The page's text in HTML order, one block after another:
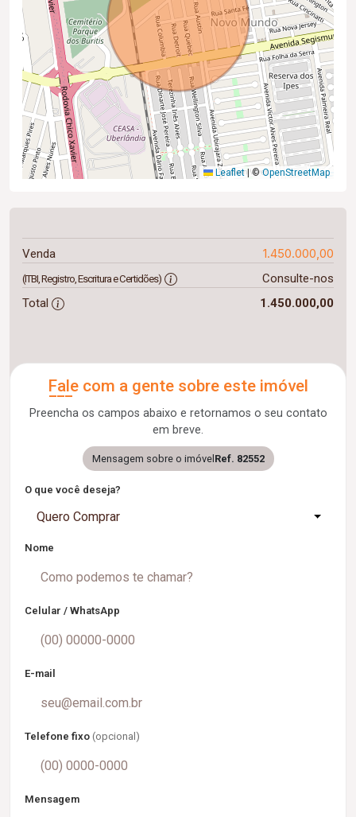
Leaflet ©OpenStreetMap
Venda 1.450.000,00
(ITBI, Registro, Escritura e Certidões)
Consulte-nos
Total
1.450.000,00
Fale com a gente sobre este imóvel
Preencha os campos abaixo e retornamos o seu contato
em breve.
Mensagem sobre o imóvel Ref. 82552
O que você deseja?
Quero Comprar
Nome
Celular / WhatsApp
E-mail
Telefone fixo (opcional)
Mensagem